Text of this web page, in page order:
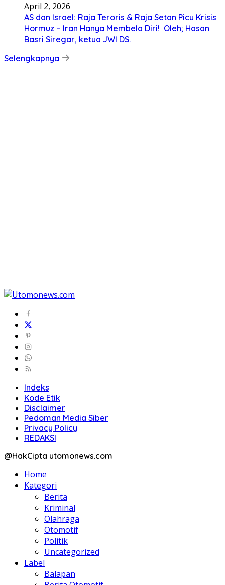
April 2, 2026
AS dan Israel: Raja Teroris & Raja Setan Picu Krisis
Hormuz – Iran Hanya Membela Diri! Oleh; Hasan
Basri Siregar, ketua JWI DS.
Selengkapnya
Indeks
Kode Etik
Disclaimer
Pedoman Media Siber
Privacy Policy
REDAKSI
@HakCipta utomonews.com
Home
Kategori
Berita
Kriminal
Olahraga
Otomotif
Politik
Uncategorized
Label
Balapan